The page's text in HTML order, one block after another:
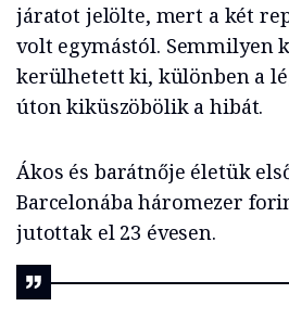
járatot jelölte, mert a két
volt egymástól. Semmilyen
kerülhetett ki, különben a
úton kiküszöbölik a hibát.
Ákos és barátnője életük
Barcelonába háromezer
jutottak el 23 évesen.